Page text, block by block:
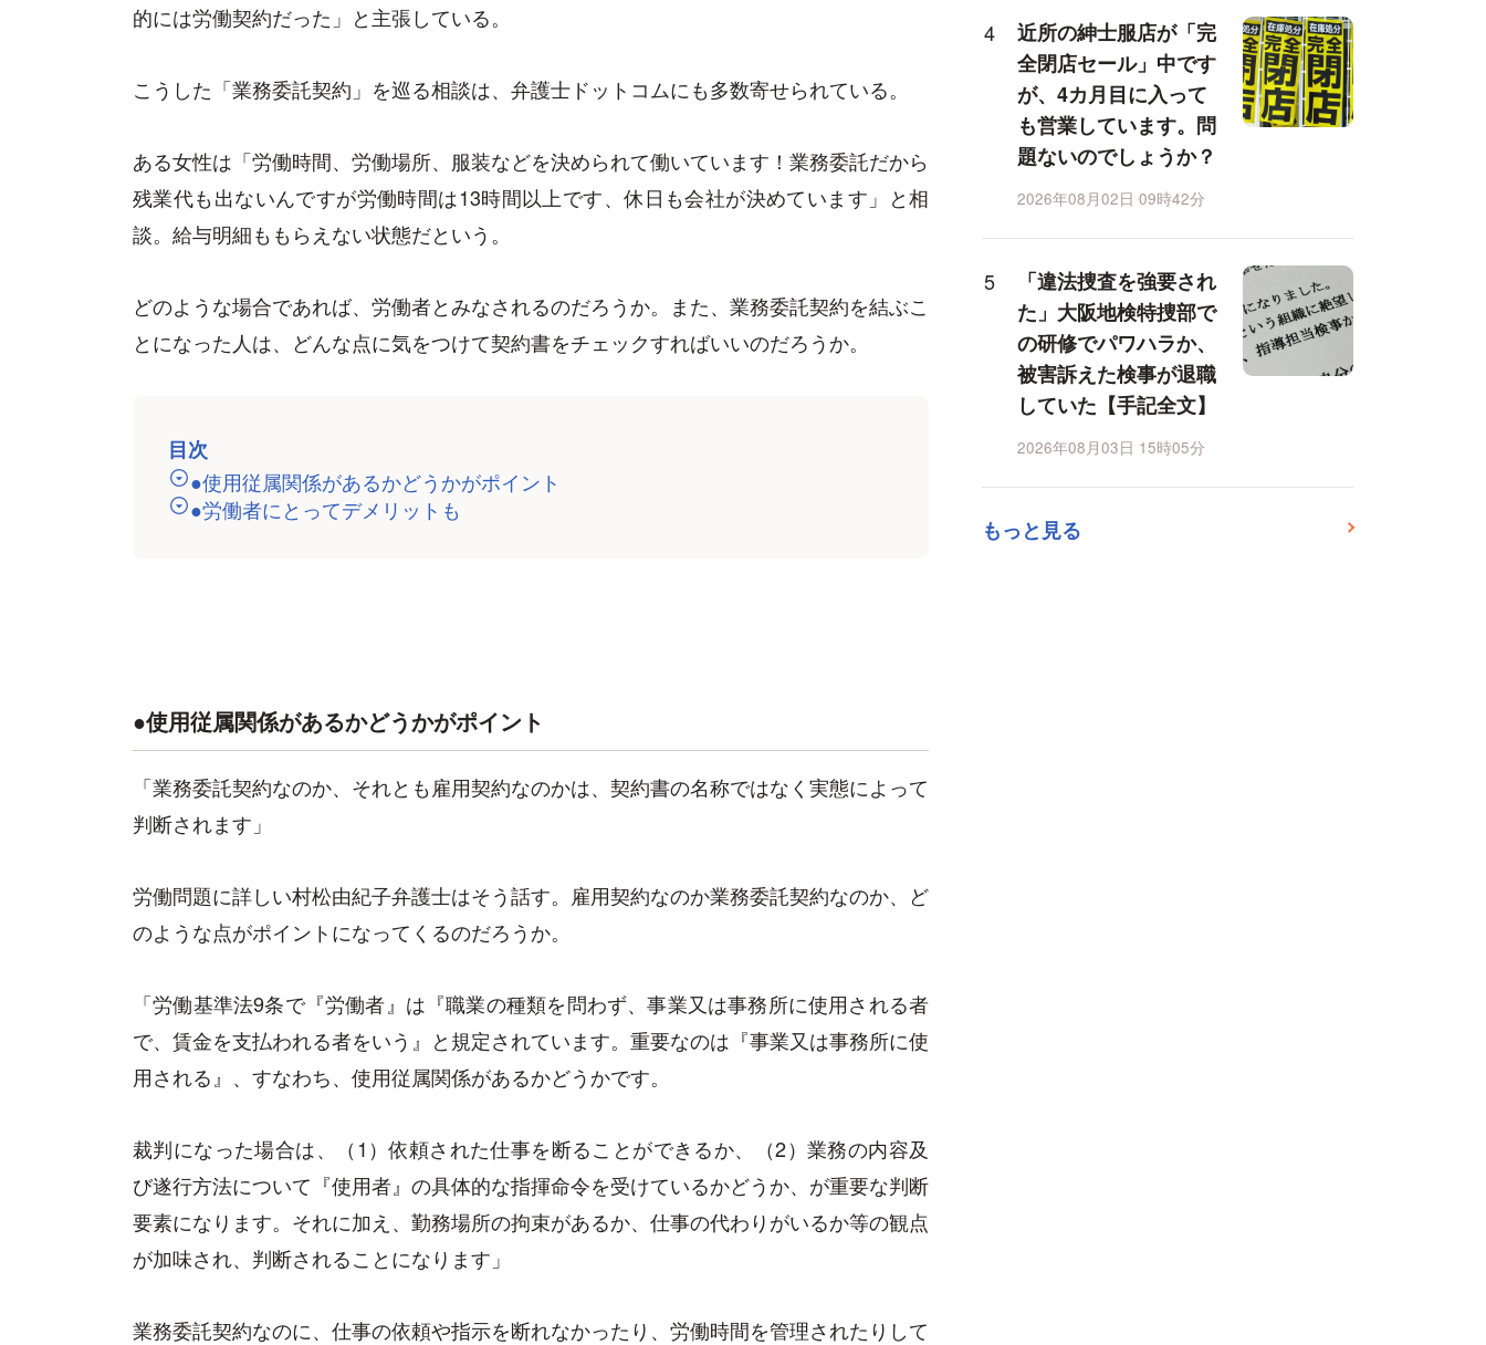
的には労働契約だった」と主張している。
こうした「業務委託契約」を巡る相談は、弁護士ドットコムにも多数寄せられている。
ある女性は「労働時間、労働場所、服装などを決められて働いています！業務委託だから
残業代も出ないんですが労働時間は13時間以上です、休日も会社が決めています」と相
談。給与明細ももらえない状態だという。
どのような場合であれば、労働者とみなされるのだろうか。また、業務委託契約を結ぶこ
とになった人は、どんな点に気をつけて契約書をチェックすればいいのだろうか。
目次
●使用従属関係があるかどうかがポイント
●労働者にとってデメリットも
●使用従属関係があるかどうかがポイント
「業務委託契約なのか、それとも雇用契約なのかは、契約書の名称ではなく実態によって
判断されます」
労働問題に詳しい村松由紀子弁護士はそう話す。雇用契約なのか業務委託契約なのか、ど
のような点がポイントになってくるのだろうか。
「労働基準法9条で『労働者』は『職業の種類を問わず、事業又は事務所に使用される者
で、賃金を支払われる者をいう』と規定されています。重要なのは『事業又は事務所に使
用される』、すなわち、使用従属関係があるかどうかです。
裁判になった場合は、（1）依頼された仕事を断ることができるか、（2）業務の内容及
び遂行方法について『使用者』の具体的な指揮命令を受けているかどうか、が重要な判断
要素になります。それに加え、勤務場所の拘束があるか、仕事の代わりがいるか等の観点
が加味され、判断されることになります」
業務委託契約なのに、仕事の依頼や指示を断れなかったり、労働時間を管理されたりして
近所の紳士服店が「完
全閉店セール」中です
が、4カ月目に入って
も営業しています。問
題ないのでしょうか？
2026年08月02日 09時42分
「違法捜査を強要され
た」大阪地検特捜部で
の研修でパワハラか、
被害訴えた検事が退職
していた【手記全文】
2026年08月03日 15時05分
もっと見る